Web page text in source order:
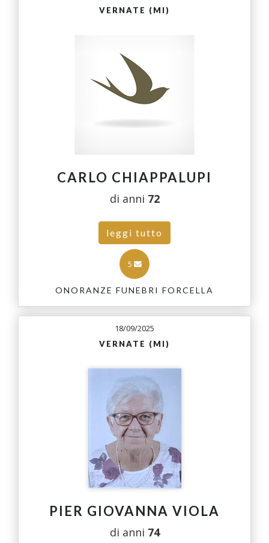
VERNATE (MI)
CARLO CHIAPPALUPI
di anni 72
leggi tutto
5
ONORANZE FUNEBRI FORCELLA
18/09/2025
VERNATE (MI)
PIER GIOVANNA VIOLA
di anni 74